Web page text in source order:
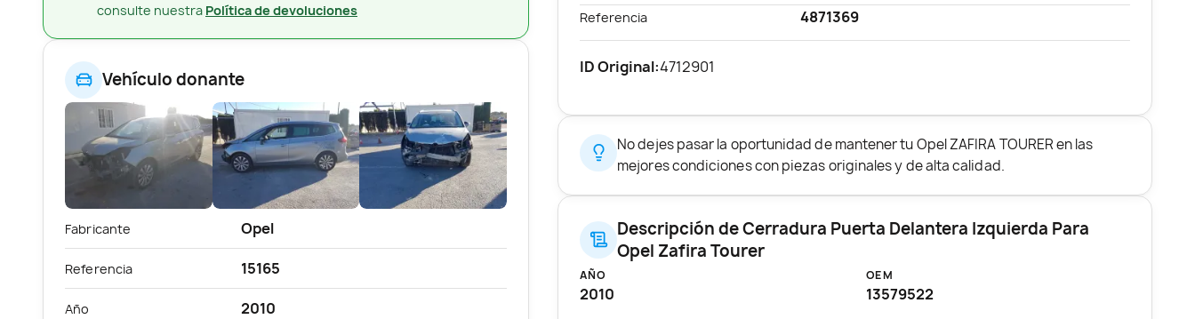
consulte nuestra Política de devoluciones
Vehículo donante
Fabricante Opel
Referencia 15165
Año 2010
Referencia 4871369
ID Original:4712901
No dejes pasar la oportunidad de mantener tu Opel ZAFIRA TOURER en las
mejores condiciones con piezas originales y de alta calidad.
Descripción de Cerradura Puerta Delantera Izquierda Para
Opel Zafira Tourer
AÑO
2010
OEM
13579522